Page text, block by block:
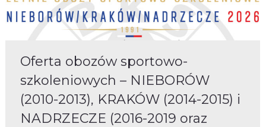
Oferta obozów sportowo-
szkoleniowych – NIEBORÓW
(2010-2013), KRAKÓW (2014-2015) i
NADRZECZE (2016-2019 oraz